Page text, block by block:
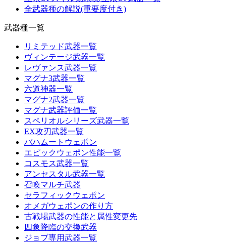
全武器種の解説(重要度付き)
武器種一覧
リミテッド武器一覧
ヴィンテージ武器一覧
レヴァンス武器一覧
マグナ3武器一覧
六道神器一覧
マグナ2武器一覧
マグナ武器評価一覧
スペリオルシリーズ武器一覧
EX攻刃武器一覧
バハムートウェポン
エピックウェポン性能一覧
コスモス武器一覧
アンセスタル武器一覧
召喚マルチ武器
セラフィックウェポン
オメガウェポンの作り方
古戦場武器の性能と属性変更先
四象降臨の交換武器
ジョブ専用武器一覧